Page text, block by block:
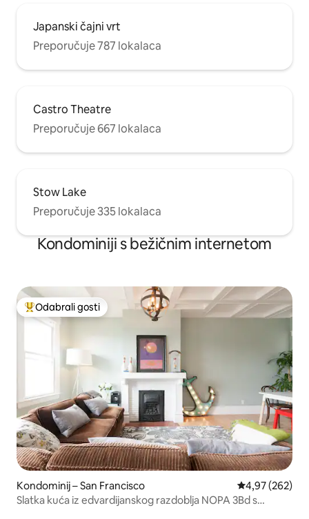
Japanski čajni vrt
Preporučuje 787 lokalaca
Castro Theatre
Preporučuje 667 lokalaca
Stow Lake
Preporučuje 335 lokalaca
Kondominiji s bežičnim internetom
Među najviše rangiranima s oznakom „Odabrali gosti”
Odabrali gosti
Kondominij – San Francisco Prosječna
4,97 (262)
Slatka kuća iz edvardijanskog razdoblja NOPA 3Bd s